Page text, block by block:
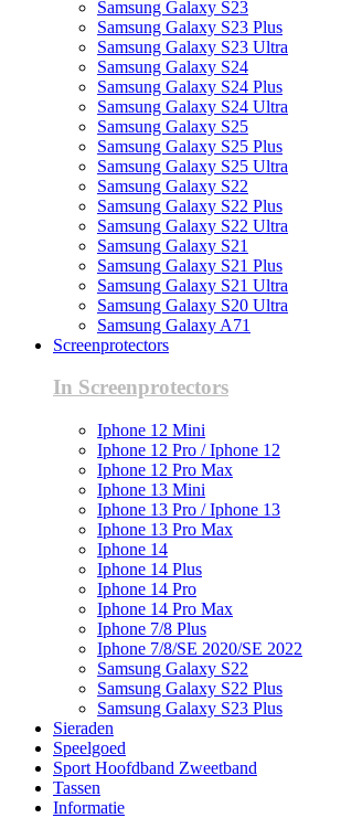
Samsung Galaxy S23
Samsung Galaxy S23 Plus
Samsung Galaxy S23 Ultra
Samsung Galaxy S24
Samsung Galaxy S24 Plus
Samsung Galaxy S24 Ultra
Samsung Galaxy S25
Samsung Galaxy S25 Plus
Samsung Galaxy S25 Ultra
Samsung Galaxy S22
Samsung Galaxy S22 Plus
Samsung Galaxy S22 Ultra
Samsung Galaxy S21
Samsung Galaxy S21 Plus
Samsung Galaxy S21 Ultra
Samsung Galaxy S20 Ultra
Samsung Galaxy A71
Screenprotectors
In Screenprotectors
Iphone 12 Mini
Iphone 12 Pro / Iphone 12
Iphone 12 Pro Max
Iphone 13 Mini
Iphone 13 Pro / Iphone 13
Iphone 13 Pro Max
Iphone 14
Iphone 14 Plus
Iphone 14 Pro
Iphone 14 Pro Max
Iphone 7/8 Plus
Iphone 7/8/SE 2020/SE 2022
Samsung Galaxy S22
Samsung Galaxy S22 Plus
Samsung Galaxy S23 Plus
Sieraden
Speelgoed
Sport Hoofdband Zweetband
Tassen
Informatie